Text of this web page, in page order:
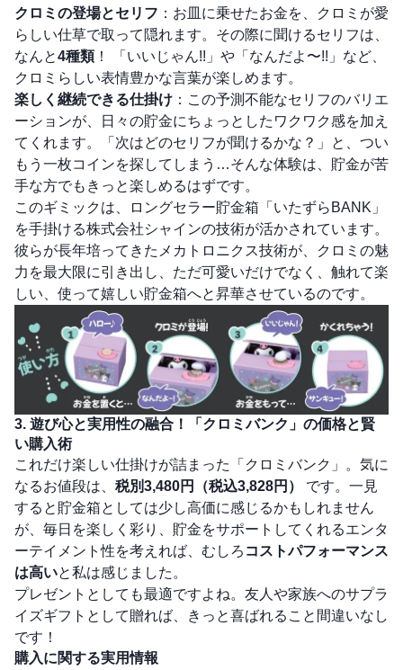
クロミの登場とセリフ ：お皿に乗せたお金を、クロミが愛
らしい仕草で取って隠れます。その際に聞けるセリフは、
なんと4種類！ 「いいじゃん!!」や「なんだよ〜!!」など、
クロミらしい表情豊かな言葉が楽しめます。
楽しく継続できる仕掛け ：この予測不能なセリフのバリエ
ーションが、日々の貯金にちょっとしたワクワク感を加え
てくれます。「次はどのセリフが聞けるかな？」と、つい
もう一枚コインを探してしまう…そんな体験は、貯金が苦
手な方でもきっと楽しめるはずです。
このギミックは、ロングセラー貯金箱「いたずらBANK」
を手掛ける株式会社シャインの技術が活かされています。
彼らが長年培ってきたメカトロニクス技術が、クロミの魅
力を最大限に引き出し、ただ可愛いだけでなく、触れて楽
しい、使って嬉しい貯金箱へと昇華させているのです。
3. 遊び心と実用性の融合！「クロミバンク」の価格と賢
い購入術
これだけ楽しい仕掛けが詰まった「クロミバンク」。気に
なるお値段は、 税別3,480円（税込3,828円）
です。一見
すると貯金箱としては少し高価に感じるかもしれません
が、毎日を楽しく彩り、貯金をサポートしてくれるエンタ
ーテイメント性を考えれば、むしろ コストパフォーマンス
は高いと私は感じました。
プレゼントとしても最適ですよね。友人や家族へのサプラ
イズギフトとして贈れば、きっと喜ばれること間違いなし
です！
購入に関する実用情報